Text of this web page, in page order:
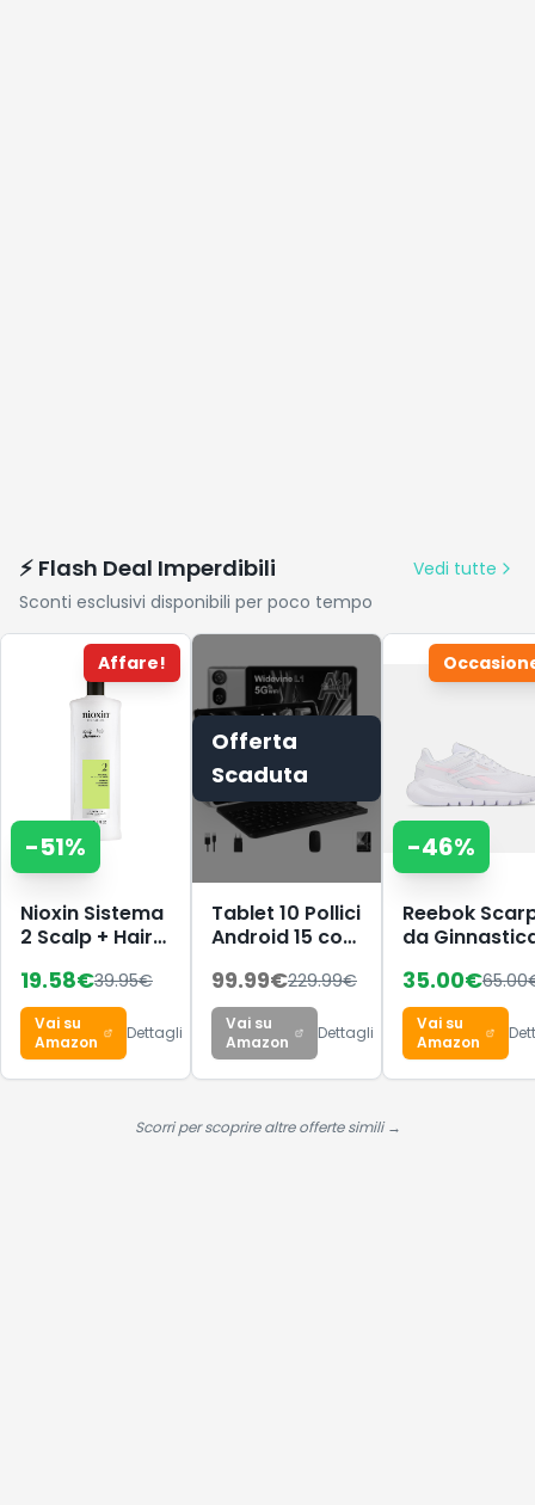
⚡ Flash Deal Imperdibili
Vedi tutte
Sconti esclusivi disponibili per poco tempo
Affare!
-51%
Nioxin Sistema
2 Scalp + Hair
Shampoo
Fortificante
per Capelli
Naturali con
Assottigliamento
con Biotina e
19.58€39.95€
Vai su
Amazon
Dettagli
Offerta
Scaduta
Tablet 10 Pollici
Android 15 con
RAM+2TB ROM
Espansione,
Widevine L1
99.99€229.99€
Vai su
Amazon
Dettagli
-46%
Reebok
da
Flex Ftwr
White/
Berry, 38 EU,
Ftwr White
Frosted
35.00€65.00
Vai su
Amazon
Scorri per scoprire altre offerte simili →